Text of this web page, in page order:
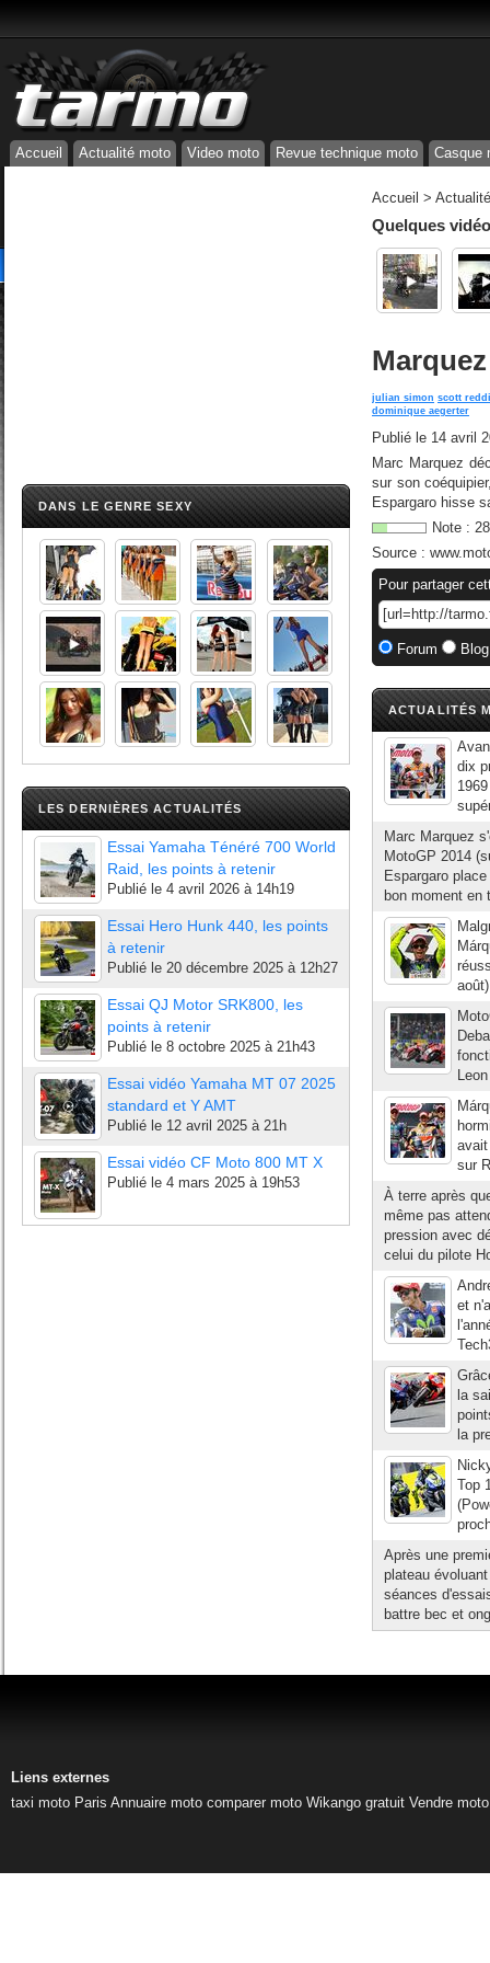
Accueil Actualité moto Video moto Revue technique moto Casque
DANS LE GENRE SEXY
LES DERNIÈRES ACTUALITÉS
Essai Yamaha Ténéré 700 World
Raid, les points à retenir
Publié le 4 avril 2026 à 14h19
Essai Hero Hunk 440, les points
à retenir
Publié le 20 décembre 2025 à 12h27
Essai QJ Motor SRK800, les
points à retenir
Publié le 8 octobre 2025 à 21h43
Essai vidéo Yamaha MT 07 2025
standard et Y AMT
Publié le 12 avril 2025 à 21h
Essai vidéo CF Moto 800 MT X
Publié le 4 mars 2025 à 19h53
Accueil >
Quelques
julian simon scott
dominique aegerter
Publié le 14 avril
Marc Marquez
sur son
Espargaro hisse
Note : 28
Source :
Pour partager
Forum
ACTUALITÉS
dix
Marc Marquez
MotoGP 2014
Espargaro
bon moment
sur
À terre après
même pas
pression avec
celui du pilote
et
la
la
Top
Après une
plateau
séances
battre bec et
Liens externes
taxi moto Paris Annuaire moto comparer moto Wikango gratuit Vendre moto